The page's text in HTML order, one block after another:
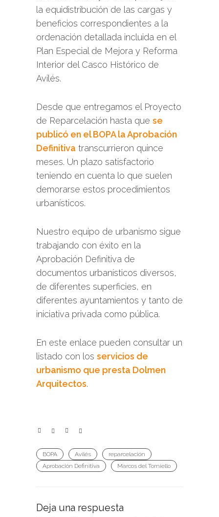
la equidistribución de las cargas y
beneficios correspondientes a la
ordenación detallada incluida en el
Plan Especial de Mejora y Reforma
Interior del Casco Histórico de
Avilés.
Desde que entregamos el Proyecto
de Reparcelación hasta que se
publicó en el BOPA la Aprobación
Definitiva transcurrieron quince
meses. Un plazo satisfactorio
teniendo en cuenta lo que suelen
demorarse estos procedimientos
urbanísticos.
Nuestro equipo de urbanismo sigue
trabajando con éxito en la
Aprobación Definitiva de
documentos urbanísticos diversos,
de diferentes superficies, en
diferentes ayuntamientos y tanto de
iniciativa privada como pública.
En este enlace pueden consultar un
listado con los servicios de
urbanismo que presta Dolmen
Arquitectos.
BOPA Avilés
reparcelación
Aprobación Definitiva
Marcos del Torniello
Deja una respuesta